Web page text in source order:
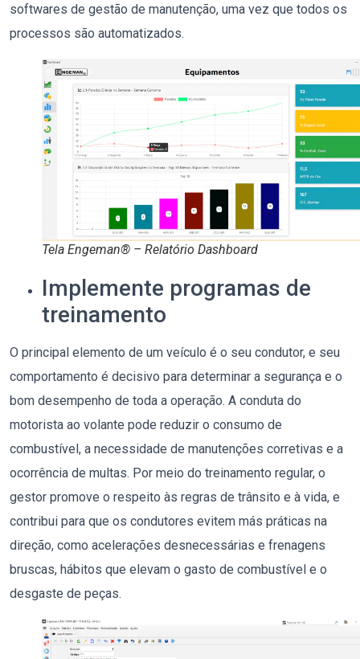
softwares de gestão de manutenção, uma vez que todos os
processos são automatizados.
Tela Engeman® – Relatório Dashboard
Implemente programas de
treinamento
O principal elemento de um veículo é o seu condutor, e seu
comportamento é decisivo para determinar a segurança e o
bom desempenho de toda a operação. A conduta do
motorista ao volante pode reduzir o consumo de
combustível, a necessidade de manutenções corretivas e a
ocorrência de multas. Por meio do treinamento regular, o
gestor promove o respeito às regras de trânsito e à vida, e
contribui para que os condutores evitem más práticas na
direção, como acelerações desnecessárias e frenagens
bruscas, hábitos que elevam o gasto de combustível e o
desgaste de peças.